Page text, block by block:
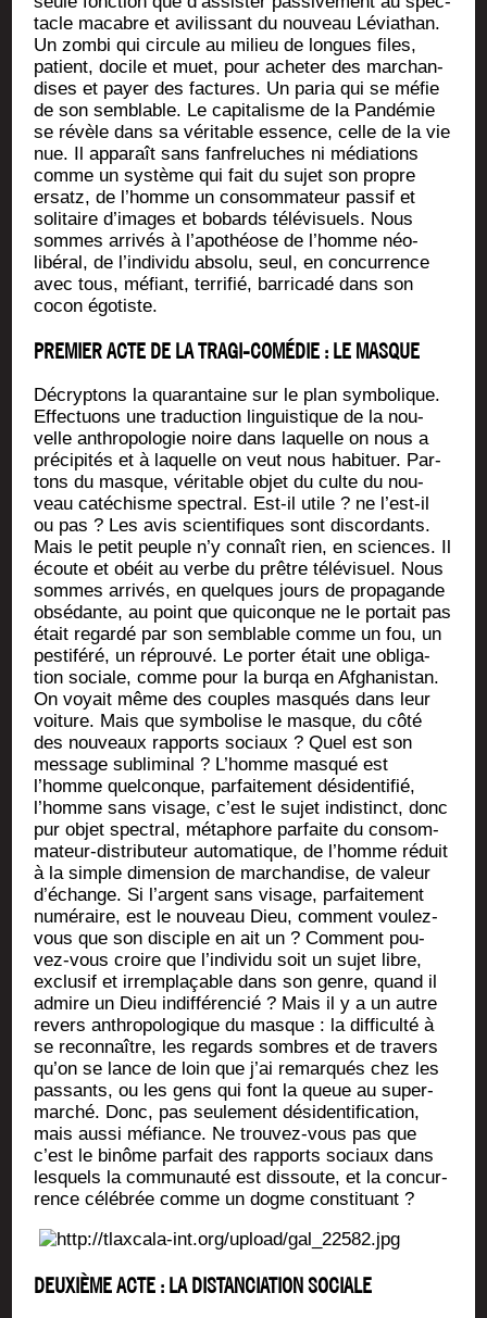
tacle macabre et avi­lis­sant du nou­veau Lévia­than.
Un zom­bi qui cir­cule au milieu de longues files,
patient, docile et muet, pour ache­ter des mar­chan­
dises et payer des fac­tures. Un paria qui se méfie
de son sem­blable. Le capi­ta­lisme de la Pan­dé­mie
se révèle dans sa véri­table essence, celle de la vie
nue. Il appa­raît sans fan­fre­luches ni média­tions
comme un sys­tème qui fait du sujet son propre
ersatz, de l’homme un consom­ma­teur pas­sif et
soli­taire d’i­mages et bobards télé­vi­suels. Nous
sommes arri­vés à l’a­po­théose de l’homme néo-
libé­ral, de l’in­di­vi­du abso­lu, seul, en concur­rence
avec tous, méfiant, ter­ri­fié, bar­ri­ca­dé dans son
cocon égotiste.
PREMIER ACTE DE LA TRAGI-COMÉDIE : LE MASQUE
Décryp­tons la qua­ran­taine sur le plan sym­bo­lique.
Effec­tuons une tra­duc­tion lin­guis­tique de la nou­
velle anthro­po­lo­gie noire dans laquelle on nous a
pré­ci­pi­tés et à laquelle on veut nous habi­tuer. Par­
tons du masque, véri­table objet du culte du nou­
veau caté­chisme spec­tral. Est-il utile ? ne l’est-il
ou pas ? Les avis scien­ti­fiques sont dis­cor­dants.
Mais le petit peuple n’y connaît rien, en sciences. Il
écoute et obéit au verbe du prêtre télé­vi­suel. Nous
sommes arri­vés, en quelques jours de pro­pa­gande
obsé­dante, au point que qui­conque ne le por­tait pas
était regar­dé par son sem­blable comme un fou, un
pes­ti­fé­ré, un réprou­vé. Le por­ter était une obli­ga­
tion sociale, comme pour la bur­qa en Afgha­nis­tan.
On voyait même des couples mas­qués dans leur
voi­ture. Mais que sym­bo­lise le masque, du côté
des nou­veaux rap­ports sociaux ? Quel est son
mes­sage sub­li­mi­nal ? L’homme mas­qué est
l’homme quel­conque, par­fai­te­ment dési­den­ti­fié,
l’homme sans visage, c’est le sujet indis­tinct, donc
pur objet spec­tral, méta­phore par­faite du consom­
ma­teur-dis­tri­bu­teur auto­ma­tique, de l’homme réduit
à la simple dimen­sion de mar­chan­dise, de valeur
d’é­change. Si l’argent sans visage, par­fai­te­ment
numé­raire, est le nou­veau Dieu, com­ment vou­lez-
vous que son dis­ciple en ait un ? Com­ment pou­
vez-vous croire que l’in­di­vi­du soit un sujet libre,
exclu­sif et irrem­pla­çable dans son genre, quand il
admire un Dieu indif­fé­ren­cié ? Mais il y a un autre
revers anthro­po­lo­gique du masque : la dif­fi­cul­té à
se recon­naître, les regards sombres et de tra­vers
qu’on se lance de loin que j’ai remar­qués chez les
pas­sants, ou les gens qui font la queue au super­
mar­ché. Donc, pas seule­ment dési­den­ti­fi­ca­tion,
mais aus­si méfiance. Ne trou­vez-vous pas que
c’est le binôme par­fait des rap­ports sociaux dans
les­quels la com­mu­nau­té est dis­soute, et la concur­
rence célé­brée comme un dogme constituant ?
DEUXIÈME ACTE : LA DISTANCIATION SOCIALE